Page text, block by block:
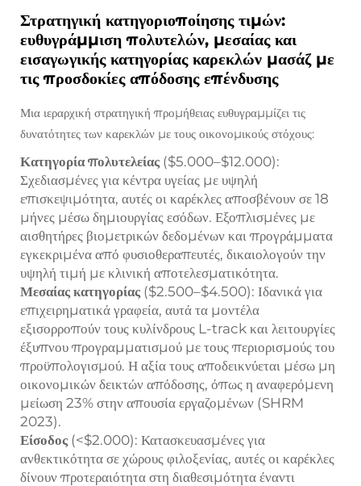
Στρατηγική κατηγοριοποίησης τιμών:
ευθυγράμμιση πολυτελών, μεσαίας και
εισαγωγικής κατηγορίας καρεκλών μασάζ με
τις προσδοκίες απόδοσης επένδυσης
Μια ιεραρχική στρατηγική προμήθειας ευθυγραμμίζει τις
δυνατότητες των καρεκλών με τους οικονομικούς στόχους:
Κατηγορία πολυτελείας ($5.000–$12.000):
Σχεδιασμένες για κέντρα υγείας με υψηλή
επισκεψιμότητα, αυτές οι καρέκλες αποσβένουν σε 18
μήνες μέσω δημιουργίας εσόδων. Εξοπλισμένες με
αισθητήρες βιομετρικών δεδομένων και προγράμματα
εγκεκριμένα από φυσιοθεραπευτές, δικαιολογούν την
υψηλή τιμή με κλινική αποτελεσματικότητα.
Μεσαίας κατηγορίας ($2.500–$4.500): Ιδανικά για
επιχειρηματικά γραφεία, αυτά τα μοντέλα
εξισορροπούν τους κυλίνδρους L-track και λειτουργίες
έξυπνου προγραμματισμού με τους περιορισμούς του
προϋπολογισμού. Η αξία τους αποδεικνύεται μέσω μη
οικονομικών δεικτών απόδοσης, όπως η αναφερόμενη
μείωση 23% στην απουσία εργαζομένων (SHRM
2023).
Είσοδος (<$2.000): Κατασκευασμένες για
ανθεκτικότητα σε χώρους φιλοξενίας, αυτές οι καρέκλες
δίνουν προτεραιότητα στη διαθεσιμότητα έναντι